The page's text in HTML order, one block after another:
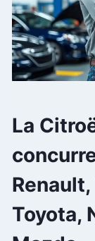
La
Toyota,